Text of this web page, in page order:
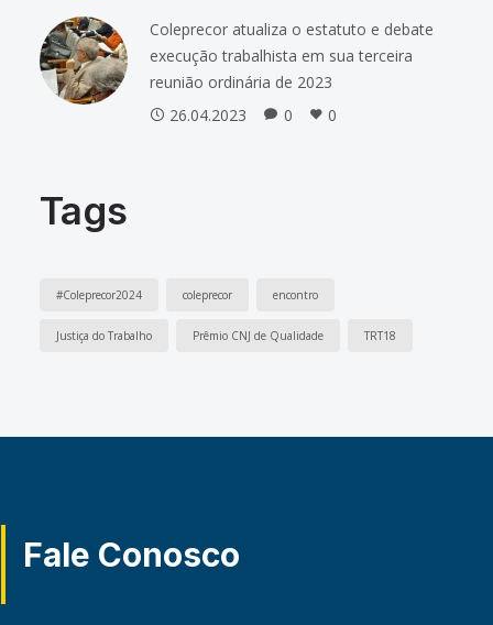
Coleprecor atualiza o estatuto e debate
execução trabalhista em sua terceira
reunião ordinária de 2023
26.04.2023
0 0
Tags
#Coleprecor2024 coleprecor encontro
Justiça do Trabalho Prêmio CNJ de Qualidade TRT18
Fale Conosco